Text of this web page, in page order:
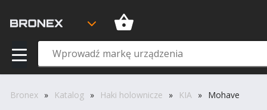
Bronex » Katalog » Haki holownicze » KIA » Mohave